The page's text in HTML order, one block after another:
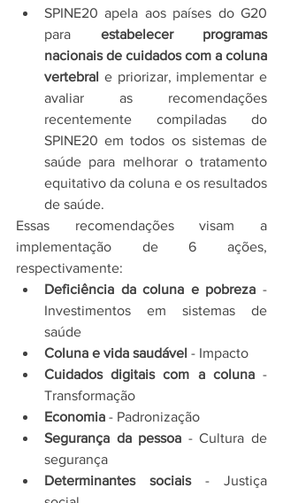
SPINE20 apela aos países do G20
para estabelecer programas
nacionais de cuidados com a coluna
vertebral e priorizar, implementar e
avaliar as recomendações
recentemente compiladas do
SPINE20 em todos os sistemas de
saúde para melhorar o tratamento
equitativo da coluna e os resultados
de saúde.
Essas recomendações visam a
implementação de 6 ações,
respectivamente:
Deficiência da coluna e pobreza -
Investimentos em sistemas de
saúde
Coluna e vida saudável - Impacto
Cuidados digitais com a coluna -
Transformação
Economia - Padronização
Segurança da pessoa - Cultura de
segurança
Determinantes sociais - Justiça